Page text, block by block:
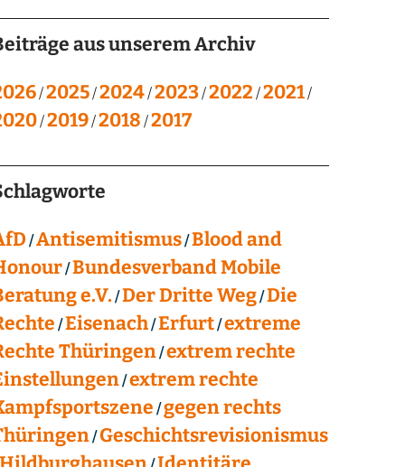
aus unserem Archiv
2025 2024 2023 2022 2021
2019 2018 2017
Antisemitismus Blood and
Bundesverband Mobile
e.V. Der Dritte Weg Die
Eisenach Erfurt extreme
Thüringen extrem rechte
extrem rechte
gegen rechts
Geschichtsrevisionismus